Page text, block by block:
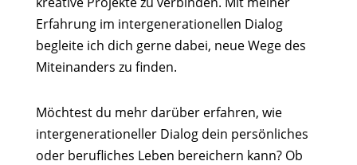
Erfahrung im intergenerationellen Dialog
begleite ich dich gerne dabei, neue Wege des
Miteinanders zu finden.
Möchtest du mehr darüber erfahren, wie
intergenerationeller Dialog dein persönliches
oder berufliches Leben bereichern kann? Ob